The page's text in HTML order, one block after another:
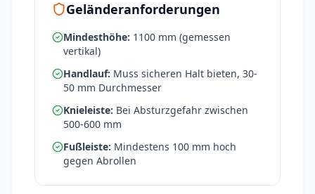
Geländeranforderungen
Mindesthöhe: 1100 mm (gemessen
vertikal)
Handlauf: Muss sicheren Halt bieten, 30-
50 mm Durchmesser
Knieleiste: Bei Absturzgefahr zwischen
500-600 mm
Fußleiste: Mindestens 100 mm hoch
gegen Abrollen